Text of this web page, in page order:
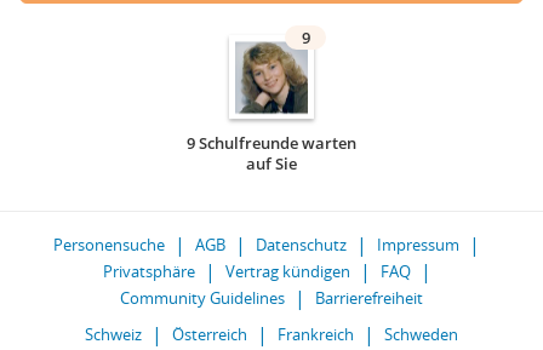
9
9 Schulfreunde warten
auf Sie
Personensuche AGB Datenschutz
Impressum
Privatsphäre
Vertrag kündigen
FAQ
Community Guidelines
Barrierefreiheit
Schweiz
Österreich Frankreich Schweden